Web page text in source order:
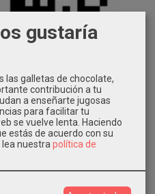
gustaría
las galletas de chocolate,
contribución a tu
a enseñarte jugosas
para facilitar tu
se vuelve lenta. Haciendo
estás de acuerdo con su
nuestra política de